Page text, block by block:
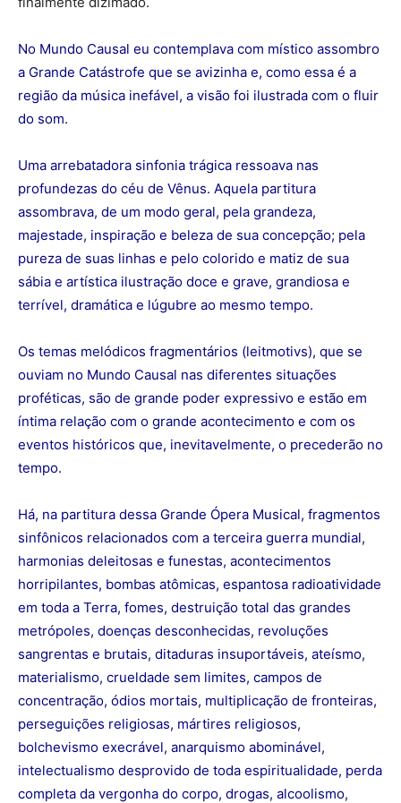
No Mundo Causal eu contemplava com místico assombro
a Grande Catástrofe que se avizinha e, como essa é a
região da música inefável, a visão foi ilustrada com o fluir
do som.
Uma arrebatadora sinfonia trágica ressoava nas
profundezas do céu de Vênus. Aquela partitura
assombrava, de um modo geral, pela grandeza,
majestade, inspiração e beleza de sua concepção; pela
pureza de suas linhas e pelo colorido e matiz de sua
sábia e artística ilustração doce e grave, grandiosa e
terrível, dramática e lúgubre ao mesmo tempo.
Os temas melódicos fragmentários (leitmotivs), que se
ouviam no Mundo Causal nas diferentes situações
proféticas, são de grande poder expressivo e estão em
íntima relação com o grande acontecimento e com os
eventos históricos que, inevitavelmente, o precederão no
tempo.
Há, na partitura dessa Grande Ópera Musical, fragmentos
sinfônicos relacionados com a terceira guerra mundial,
harmonias deleitosas e funestas, acontecimentos
horripilantes, bombas atômicas, espantosa radioatividade
em toda a Terra, fomes, destruição total das grandes
metrópoles, doenças desconhecidas, revoluções
sangrentas e brutais, ditaduras insuportáveis, ateísmo,
materialismo, crueldade sem limites, campos de
concentração, ódios mortais, multiplicação de fronteiras,
perseguições religiosas, mártires religiosos,
bolchevismo execrável, anarquismo abominável,
intelectualismo desprovido de toda espiritualidade, perda
completa da vergonha do corpo, drogas, alcoolismo,